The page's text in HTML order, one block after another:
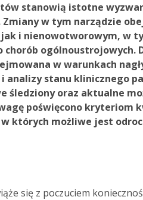
stanowią istotne
w tym narządzie
i nienowotworowym, w
ogólnoustrojowych.
w warunkach
analizy stanu klinicznego
śledziony oraz aktualne
poświęcono kryteriom
których możliwe jest
się z poczuciem